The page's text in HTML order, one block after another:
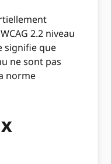
2.2 niveau
signifie que
ne sont pas
norme